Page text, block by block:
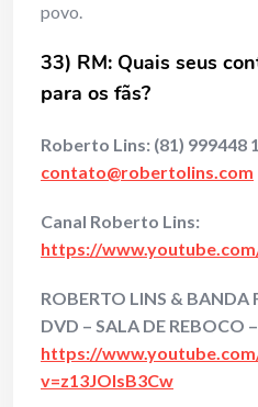
povo.
33) RM: Quais seus
para os fãs?
Roberto Lins: (81) 999448
contato@robertolins.com
Canal Roberto Lins:
https://
ROBERTO LINS & BANDA
DVD – SALA DE REBOCO
https://
v=z13JOlsB3Cw